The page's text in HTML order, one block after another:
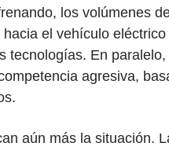
los volúmenes
el vehículo eléctrico
tecnologías. En paralelo,
agresiva,
aún más la situación.